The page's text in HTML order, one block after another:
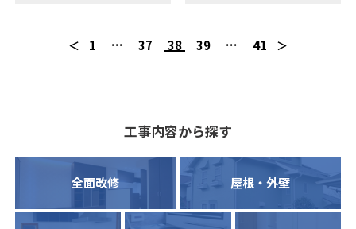
1 … 37 38 39 … 41
工事内容から探す
全面改修 屋根・外壁